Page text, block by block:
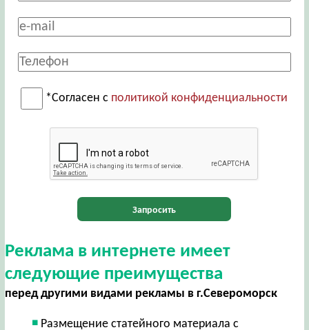
*Согласен с политикой конфиденциальности
Запросить
Реклама в интернете имеет
следующие преимущества
перед другими видами рекламы в г.Североморск
Размещение статейного материала с